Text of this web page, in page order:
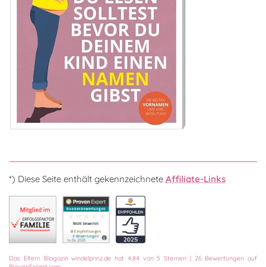
*) Diese Seite enthält gekennzeichnete Affiliate-Links
Das Eltern Blogazin windelprinz.de hat 4,84von5 Sternen | 26Bewertungen auf